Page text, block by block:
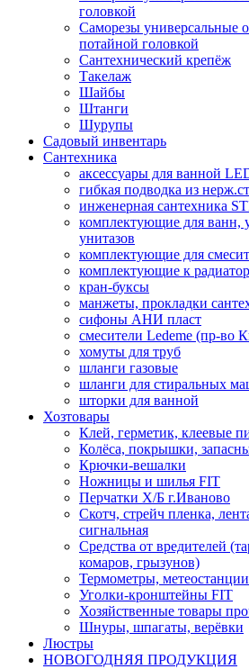
головкой
Саморезы универсальные
потайной головкой
Сантехнический крепёж
Такелаж
Шайбы
Штанги
Шурупы
Садовый инвентарь
Сантехника
аксессуары для ванной
гибкая подводка из
инженерная сантехника
комплектующие для ванн,
унитазов
комплектующие для
комплектующие к
кран-буксы
манжеты, прокладки
сифоны АНИ пласт
смесители Ledeme (пр-во
хомуты для труб
шланги газовые
шланги для стиральных
шторки для ванной
Хозтовары
Клей, герметик, клеевые
Колёса, покрышки,
Крючки-вешалки
Ножницы и шилья FIT
Перчатки Х/Б г.Иваново
Скотч, стрейч пленка,
сигнальная
Средства от вредителей
комаров, грызунов)
Термометры, метеостанции
Уголки-кронштейны FIT
Хозяйственные товары
Шнуры, шпагаты, верёвки
Люстры
НОВОГОДНЯЯ ПРОДУКЦИЯ